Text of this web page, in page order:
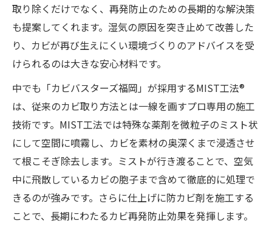
取り除くだけでなく、再発防止のための長期的な解決策
も提案してくれます。湿気の原因を突き止めて改善した
り、カビが再び生えにくい環境づくりのアドバイスを受
けられるのは大きな安心材料です。
中でも「カビバスターズ福岡」が採用するMIST工法®
は、従来のカビ取り方法とは一線を画すプロ専用の施工
技術です。MIST工法では特殊な薬剤を微粒子のミスト状
にして空間に噴霧し、カビを素材の奥深くまで浸透させ
て根こそぎ除去します。ミストが行き渡ることで、空気
中に飛散しているカビの胞子まで含めて徹底的に処理で
きるのが強みです。さらに仕上げに防カビ剤を施工する
ことで、長期にわたるカビ再発防止効果を発揮します。